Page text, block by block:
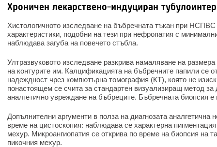
Хроничен лекарствено-индуциран
Хистологичното изследване на бъбречната тъкан при
характеристики, подобни на тези при нефропатия с
наблюдава загуба на повечето стъбла.
Ултразвуковото изследване разкрива намаляване на
на контурите им. Калцификацията на бъбречните папили се
надеждност чрез компютърна томография (КТ), която не
понастоящем се счита за стандартен визуализиращ метод за
аналгетично увреждане на бъбреците. Бъбречната биопсия
Допълнителни аргументи в полза на диагнозата аналгетична
време на цистоскопия: наблюдава се характерна
мехур. Микроангиопатия се открива по време на биопсия на
пикочния мехур.